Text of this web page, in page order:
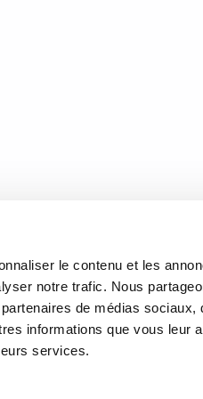
le contenu et les
notre trafic. Nous
de médias sociaux,
informations que vous leur
services.
Québec, QC
Lundi
Jeudi
Samedi: